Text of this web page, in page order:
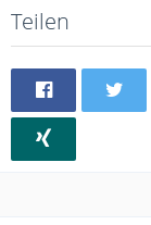
Teilen